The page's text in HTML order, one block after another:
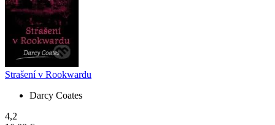
Strašení v Rookwardu
Darcy Coates
4,2